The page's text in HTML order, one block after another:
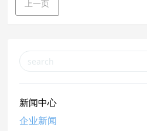
上一页
新闻中心
企业新闻